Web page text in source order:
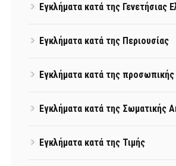
Εγκλήματα κατά της Γενετήσιας
Εγκλήματα κατά της Περιουσίας
Εγκλήματα κατά της προσωπικής
Εγκλήματα κατά της Σωματικής
Εγκλήματα κατά της Τιμής